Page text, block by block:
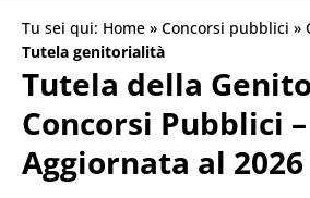
Tu sei qui: Home » Concorsi pubblici »
Tutela genitorialità
Tutela della
Concorsi Pubblici
Aggiornata al 2026